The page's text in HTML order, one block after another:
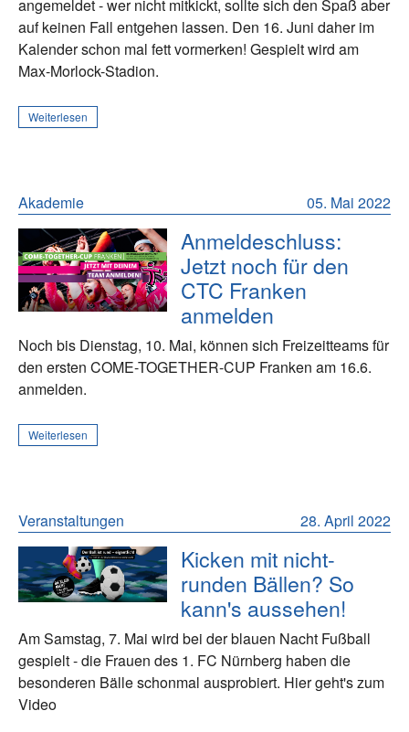
angemeldet - wer nicht mitkickt, sollte sich den Spaß aber
auf keinen Fall entgehen lassen. Den 16. Juni daher im
Kalender schon mal fett vormerken! Gespielt wird am
Max-Morlock-Stadion.
Weiterlesen
05. Mai 2022
Akademie
Anmeldeschluss:
Jetzt noch für den
CTC Franken
anmelden
Noch bis Dienstag, 10. Mai, können sich Freizeitteams für
den ersten COME-TOGETHER-CUP Franken am 16.6.
anmelden.
Weiterlesen
28. April 2022
Veranstaltungen
Kicken mit nicht-
runden Bällen? So
kann's aussehen!
Am Samstag, 7. Mai wird bei der blauen Nacht Fußball
gespielt - die Frauen des 1. FC Nürnberg haben die
besonderen Bälle schonmal ausprobiert. Hier geht's zum
Video